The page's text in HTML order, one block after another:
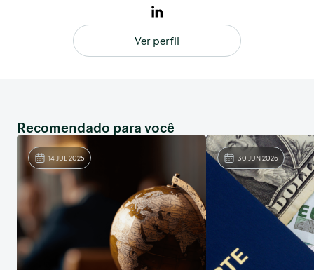
Ver perfil
Recomendado para você
14 JUL 2025 30 JUN 2026